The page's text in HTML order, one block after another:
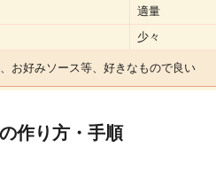
適量
少々
お好みソース等、好きなもので良い
作り方・手順